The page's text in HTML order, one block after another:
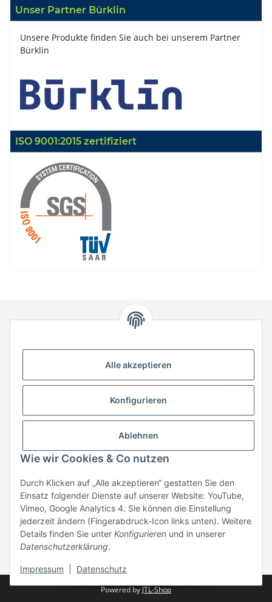
Unser Partner Bürklin
Unsere Produkte finden Sie auch bei unserem Partner
Bürklin
ISO 9001:2015 zertifiziert
74538 Rosengarten-Uttenhofen
Telefon: +49 (0) 7907 943 690
Fax: +49 (0) 7907 942 0222
Mail:info@hstronic-gmbh.de
Beratung:+49 (0) 7907 943690
Anfragen oder Muster anfordern:
info@hstronic-gmbh.de
* Alle Preise zzgl. gesetzlicher USt., zzgl.
Powered by JTL-Shop
Alle akzeptieren
Konfigurieren
Ablehnen
Wie wir Cookies & Co nutzen
Durch Klicken auf „Alle akzeptieren“ gestatten Sie den
Einsatz folgender Dienste auf unserer Website: YouTube,
Vimeo, Google Analytics 4. Sie können die Einstellung
jederzeit ändern (Fingerabdruck-Icon links unten). Weitere
Details finden Sie unter Konfigurieren und in unserer
Datenschutzerklärung.
Impressum Datenschutz